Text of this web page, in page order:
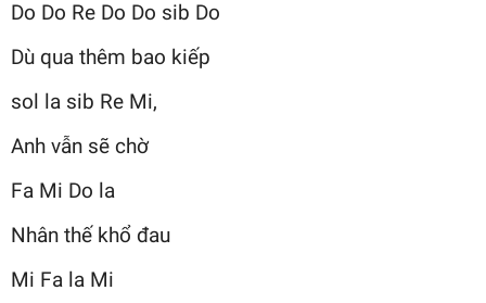
Do Do Re Do Do sib Do
Dù qua thêm bao kiếp
sol la sib Re Mi,
Anh vẫn sẽ chờ
Fa Mi Do la
Nhân thế khổ đau
Mi Fa la Mi